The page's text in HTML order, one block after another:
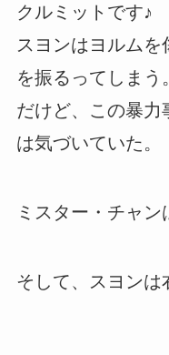
クルミットです♪
スヨンはヨルムを
を振るってしまう。
だけど、この暴力
は気づいていた。
ミスター・チャン
そして、スヨンは